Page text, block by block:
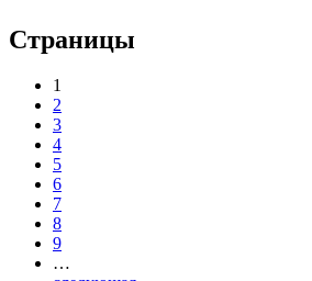
Страницы
1
2
3
4
5
6
7
8
9
…